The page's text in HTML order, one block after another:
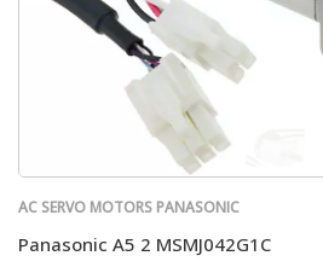
AC SERVO MOTORS PANASONIC
Panasonic A5 2 MSMJ042G1C